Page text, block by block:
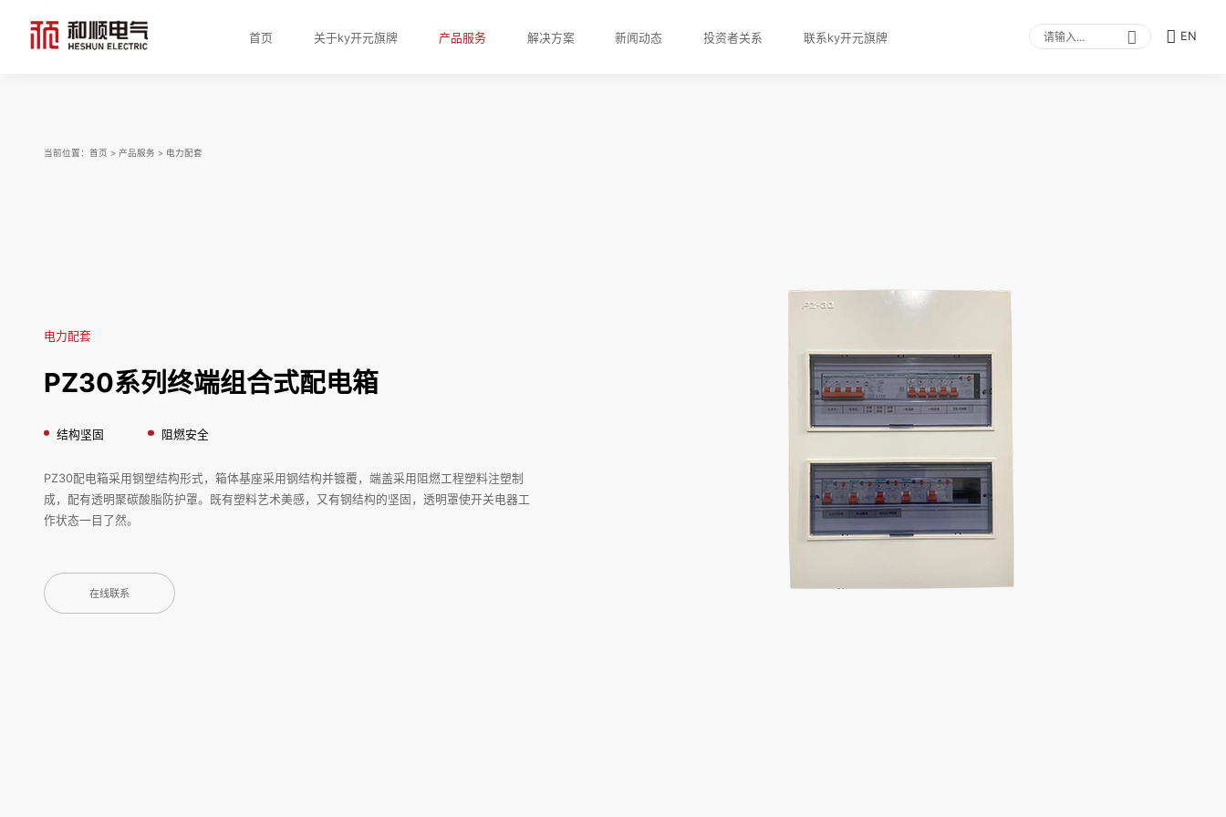
首页 关于ky开元旗牌 产品服务 解决方案 新闻动态 投资者关系 联系ky开元旗牌 EN
当前位置： 首页 > 产品服务 > 电力配套
电力配套
PZ30系列终端组合式配电箱
结构坚固 阻燃安全
PZ30配电箱采用钢塑结构形式，箱体基座采用钢结构并镀覆，端盖采用阻燃工程塑料注塑制
成，配有透明聚碳酸脂防护罩。既有塑料艺术美感，又有钢结构的坚固，透明罩使开关电器工
作状态一目了然。
在线联系